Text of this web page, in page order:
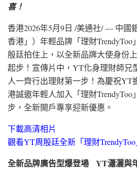
喜！
香港2026年5月9日 /美通社/ — 中國
香港」）年輕品牌「理財
殷廷拍住上，以全新品牌大使身份
起步！宣傳片中，YT化身理財師兄
人一齊行出理財第一步！為慶祝YT
港誠邀年輕人加入「理財
步， 全新開戶專享迎新優惠。
下載高清相片
觀看YT周殷廷全新「理財
全新品牌廣告型爆登場 YT瀟灑與